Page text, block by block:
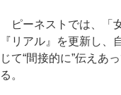
ピーネストでは、「
『リアル』を更新し
じて“間接的に”伝えあ
る。